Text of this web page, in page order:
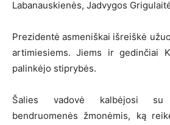
Labanauskienės, Jadvygos
Prezidentė asmeniškai išreiškė
artimiesiems. Jiems ir gedinčiai
palinkėjo stiprybės.
Šalies vadovė kalbėjosi su
bendruomenės žmonėmis, ką